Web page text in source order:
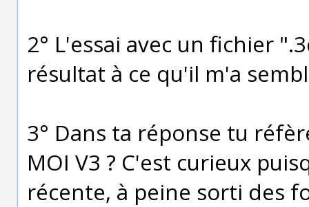
2° L'essai avec un fichier
résultat à ce qu'il m'a
3° Dans ta réponse tu
MOI V3 ? C'est curieux
récente, à peine sorti des